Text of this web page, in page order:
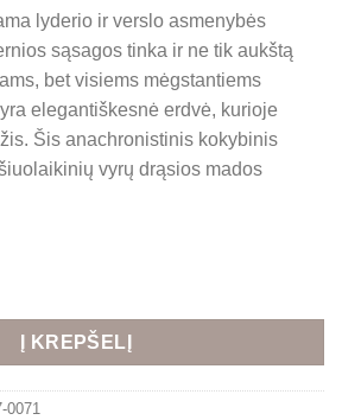
lyderio ir verslo asmenybės
sąsagos tinka ir ne tik aukštą
bet visiems mėgstantiems
elegantiškesnė erdvė, kurioje
Šis anachronistinis kokybinis
vyrų drąsios mados
sąsagos
Į KREPŠELĮ
0071